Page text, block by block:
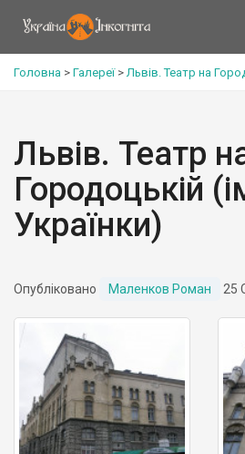
Головна > Галереї>Львів. Театр на
Львів. Театр
Городоцькій
Українки)
Опубліковано Маленков Роман 25